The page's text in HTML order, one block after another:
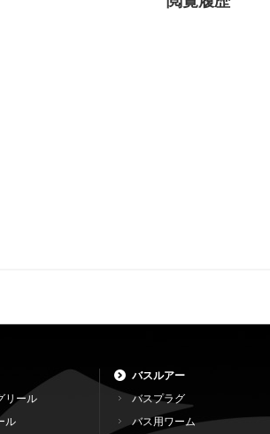
リール
ル
バスルアー
バスプラグ
バス用ワーム